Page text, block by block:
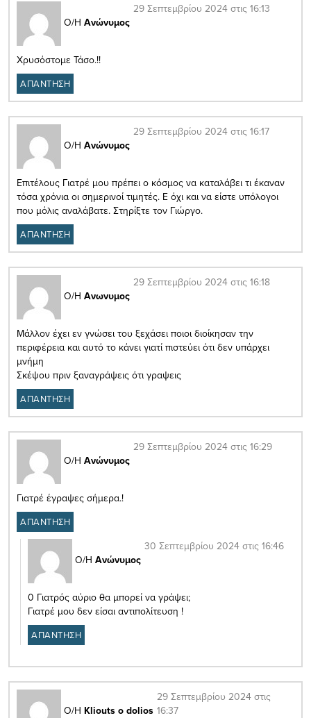
Ο/Η Ανώνυμος
29 Σεπτεμβρίου 2024 στις 16:13
Χρυσόστομε Τάσο.!!
ΑΠΑΝΤΗΣΗ
Ο/Η Ανώνυμος
29 Σεπτεμβρίου 2024 στις 16:17
Επιτέλους Γιατρέ μου πρέπει ο κόσμος να καταλάβει τι έκαναν
τόσα χρόνια οι σημερινοί τιμητές. Ε όχι και να είστε υπόλογοι
που μόλις αναλάβατε. Στηρίξτε τον Γιώργο.
ΑΠΑΝΤΗΣΗ
Ο/Η Ανωνυμος
29 Σεπτεμβρίου 2024 στις 16:18
Μάλλον έχει εν γνώσει του ξεχάσει ποιοι διοίκησαν την
περιφέρεια και αυτό το κάνει γιατί πιστεύει ότι δεν υπάρχει
μνήμη
Σκέψου πριν ξαναγράψεις ότι γραψεις
ΑΠΑΝΤΗΣΗ
Ο/Η Ανώνυμος
29 Σεπτεμβρίου 2024 στις 16:29
Γιατρέ έγραψες σήμερα.!
ΑΠΑΝΤΗΣΗ
Ο/Η Ανώνυμος
30 Σεπτεμβρίου 2024 στις 16:46
0 Γιατρός αύριο θα μπορεί να γράψει;
Γιατρέ μου δεν είσαι αντιπολίτευση !
ΑΠΑΝΤΗΣΗ
Ο/Η Kliouts o dolios
29 Σεπτεμβρίου 2024 στις
16:37